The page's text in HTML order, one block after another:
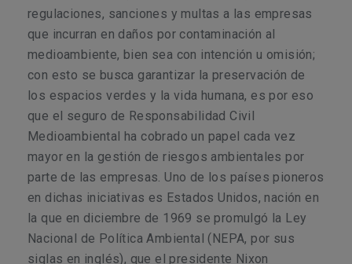
regulaciones, sanciones y multas a las empresas
que incurran en daños por contaminación al
medioambiente, bien sea con intención u omisión;
con esto se busca garantizar la preservación de
los espacios verdes y la vida humana, es por eso
que el seguro de Responsabilidad Civil
Medioambiental ha cobrado un papel cada vez
mayor en la gestión de riesgos ambientales por
parte de las empresas. Uno de los países pioneros
en dichas iniciativas es Estados Unidos, nación en
la que en diciembre de 1969 se promulgó la Ley
Nacional de Política Ambiental (NEPA, por sus
siglas en inglés), que el presidente Nixon